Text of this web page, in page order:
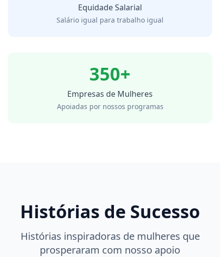
Equidade Salarial
Salário igual para trabalho igual
350+
Empresas de Mulheres
Apoiadas por nossos programas
Histórias de Sucesso
Histórias inspiradoras de mulheres que
prosperaram com nosso apoio